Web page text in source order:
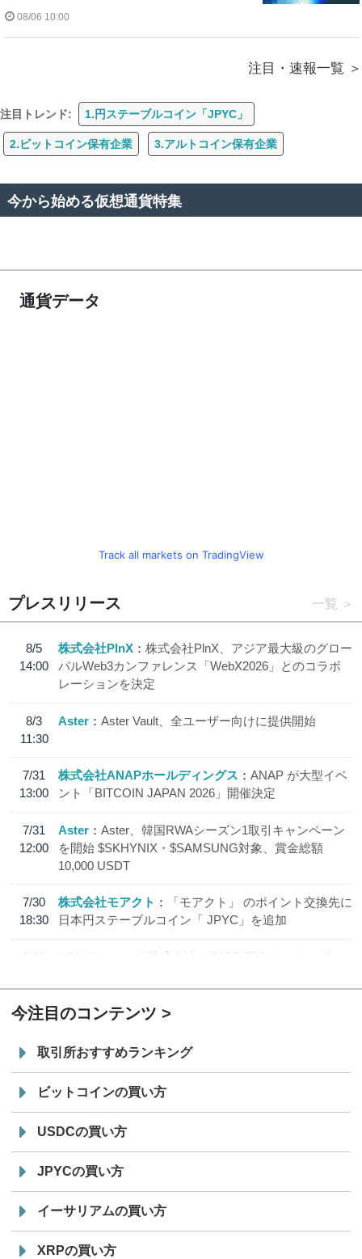
08/06 10:00
注目・速報一覧
注目トレンド: 1.円ステーブルコイン「JPYC」
2.ビットコイン保有企業 3.アルトコイン保有企業
今から始める仮想通貨特集
通貨データ
Track all markets on TradingView
プレスリリース 一覧
8/5
14:00
株式会社PlnX
株式会社PlnX、アジア最大級のグロー
バルWeb3カンファレンス「WebX2026」とのコラボ
レーションを決定
8/3
11:30
Aster Aster Vault、全ユーザー向けに提供開始
7/31
13:00
株式会社ANAPホールディングス
ANAP が大型イベ
ント「BITCOIN JAPAN 2026」開催決定
7/31
12:00
Aster
Aster、韓国RWAシーズン1取引キャンペーン
を開始 $SKHYNIX・$SAMSUNG対象、賞金総額
10,000 USDT
7/30
18:30
株式会社モアクト
「モアクト」 のポイント交換先に
日本円ステーブルコイン「 JPYC」を追加
7/29
SBI VCトレード株式会社
信託型円建てステーブル
今注目のコンテンツ
取引所おすすめランキング
ビットコインの買い方
USDCの買い方
JPYCの買い方
イーサリアムの買い方
XRPの買い方